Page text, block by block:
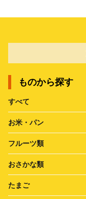
ものから探す
すべて
お米・パン
フルーツ類
おさかな類
たまご